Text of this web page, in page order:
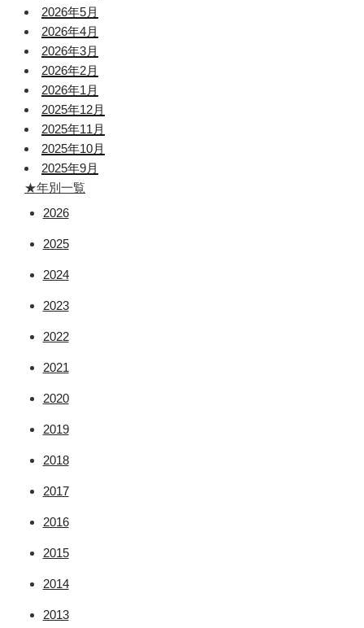
2026年5月
2026年4月
2026年3月
2026年2月
2026年1月
2025年12月
2025年11月
2025年10月
2025年9月
★年別一覧
2026
2025
2024
2023
2022
2021
2020
2019
2018
2017
2016
2015
2014
2013